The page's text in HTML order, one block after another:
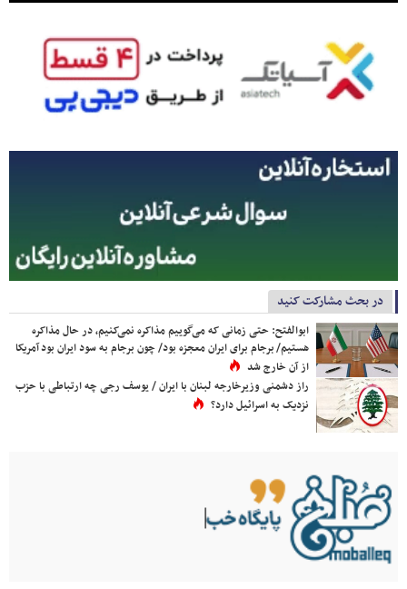
در بحث مشارکت کنید
ابوالفتح: حتی زمانی که می‌گوییم مذاکره نمی‌کنیم، در حال مذاکره
هستیم/ برجام برای ایران معجزه بود/ چون برجام به سود ایران بود آمریکا
از آن خارج شد
راز دشمنی وزیرخارجه لبنان با ایران / یوسف رجی چه ارتباطی با حزب
نزدیک به اسرائیل دارد؟